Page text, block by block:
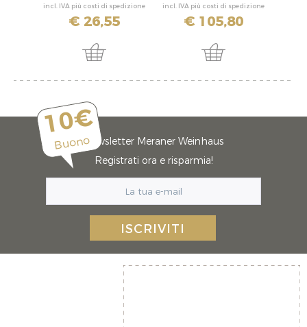
incl. IVA più costi di spedizione
€ 26,55
incl. IVA più costi di spedizione
€ 105,80
10€
BuonoNewsletter Meraner Weinhaus
Registrati ora e risparmia!
ISCRIVITI